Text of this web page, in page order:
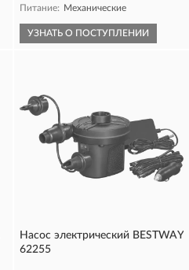
Питание: Механические
УЗНАТЬ О ПОСТУПЛЕНИИ
Насос электрический BESTWAY
62255